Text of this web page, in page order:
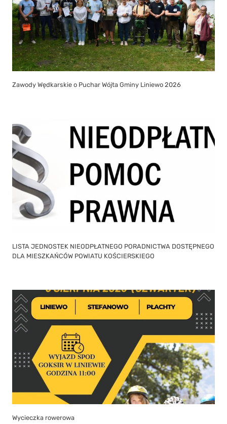
Zawody Wędkarskie o Puchar Wójta Gminy Liniewo 2026
LISTA JEDNOSTEK NIEODPŁATNEGO PORADNICTWA DOSTĘPNEGO
DLA MIESZKAŃCÓW POWIATU KOŚCIERSKIEGO
Wycieczka rowerowa